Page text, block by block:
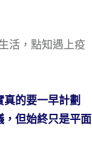
活，點知遇上疫
的要一早計劃
但始終只是平面